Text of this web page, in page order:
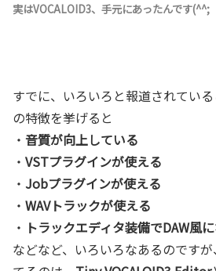
実はVOCALOID3、手元にあったんです(^^;
すでに、いろいろと報道されている
の特徴を挙げると
・ 音質が向上している
・ VSTプラグインが使える
・ Jobプラグインが使える
・ WAVトラックが使える
・ トラックエディタ装備でDAW風
などなど、いろいろなあるのです